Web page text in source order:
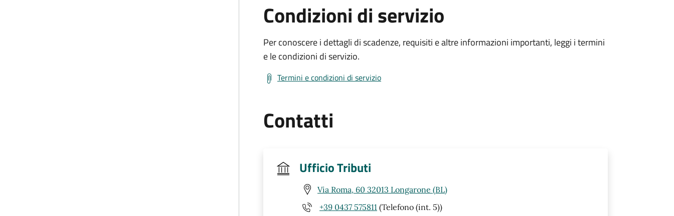
Condizioni di servizio
Per conoscere i dettagli di scadenze, requisiti e altre informazioni importanti, leggi i termini
e le condizioni di servizio.
Termini e condizioni di servizio
Contatti
Ufficio Tributi
Via Roma, 60 32013 Longarone (BL)
+39 0437 575811 (Telefono (int. 5))